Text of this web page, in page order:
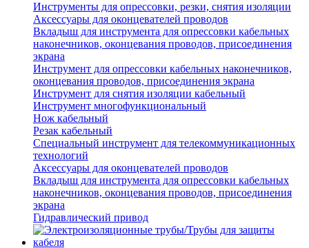
Инструменты для опрессовки, резки, снятия изоляции
Аксессуары для оконцевателей проводов
Вкладыш для инструмента для опрессовки кабельных
наконечников, оконцевания проводов, присоединения
экрана
Инструмент для опрессовки кабельных наконечников,
оконцевания проводов, присоединения экрана
Инструмент для снятия изоляции кабельный
Инструмент многофункциональный
Нож кабельный
Резак кабельный
Специальный инструмент для телекоммуникационных
технологий
Аксессуары для оконцевателей проводов
Вкладыш для инструмента для опрессовки кабельных
наконечников, оконцевания проводов, присоединения
экрана
Гидравлический привод